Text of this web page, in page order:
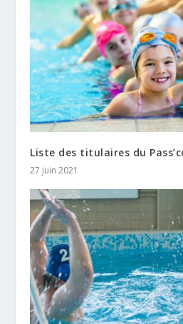
Liste des titulaires du
27 juin 2021